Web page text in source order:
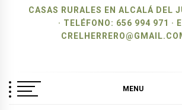
CASAS RURALES EN ALCALÁ DEL
· TELÉFONO: 656 994 971 ·
MENU